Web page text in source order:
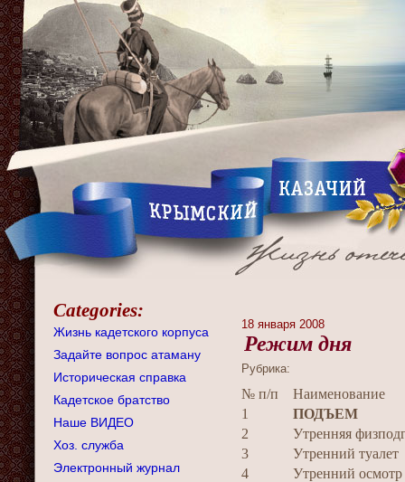
Categories:
Жизнь кадетского корпуса
Задайте вопрос атаману
Историческая справка
Кадетское братство
Наше ВИДЕО
Хоз. служба
Электронный журнал
18 января 2008
Режим дня
Рубрика:
№ п/п
Наименование
1
ПОДЪЕМ
2
Утренняя
3
Утренний туалет
4
Утренний осмотр